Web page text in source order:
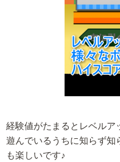
経験値がたまるとレベルア
遊んでいるうちに知らず知
も楽しいです♪